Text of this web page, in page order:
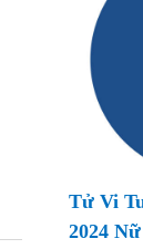
Tử Vi
2024